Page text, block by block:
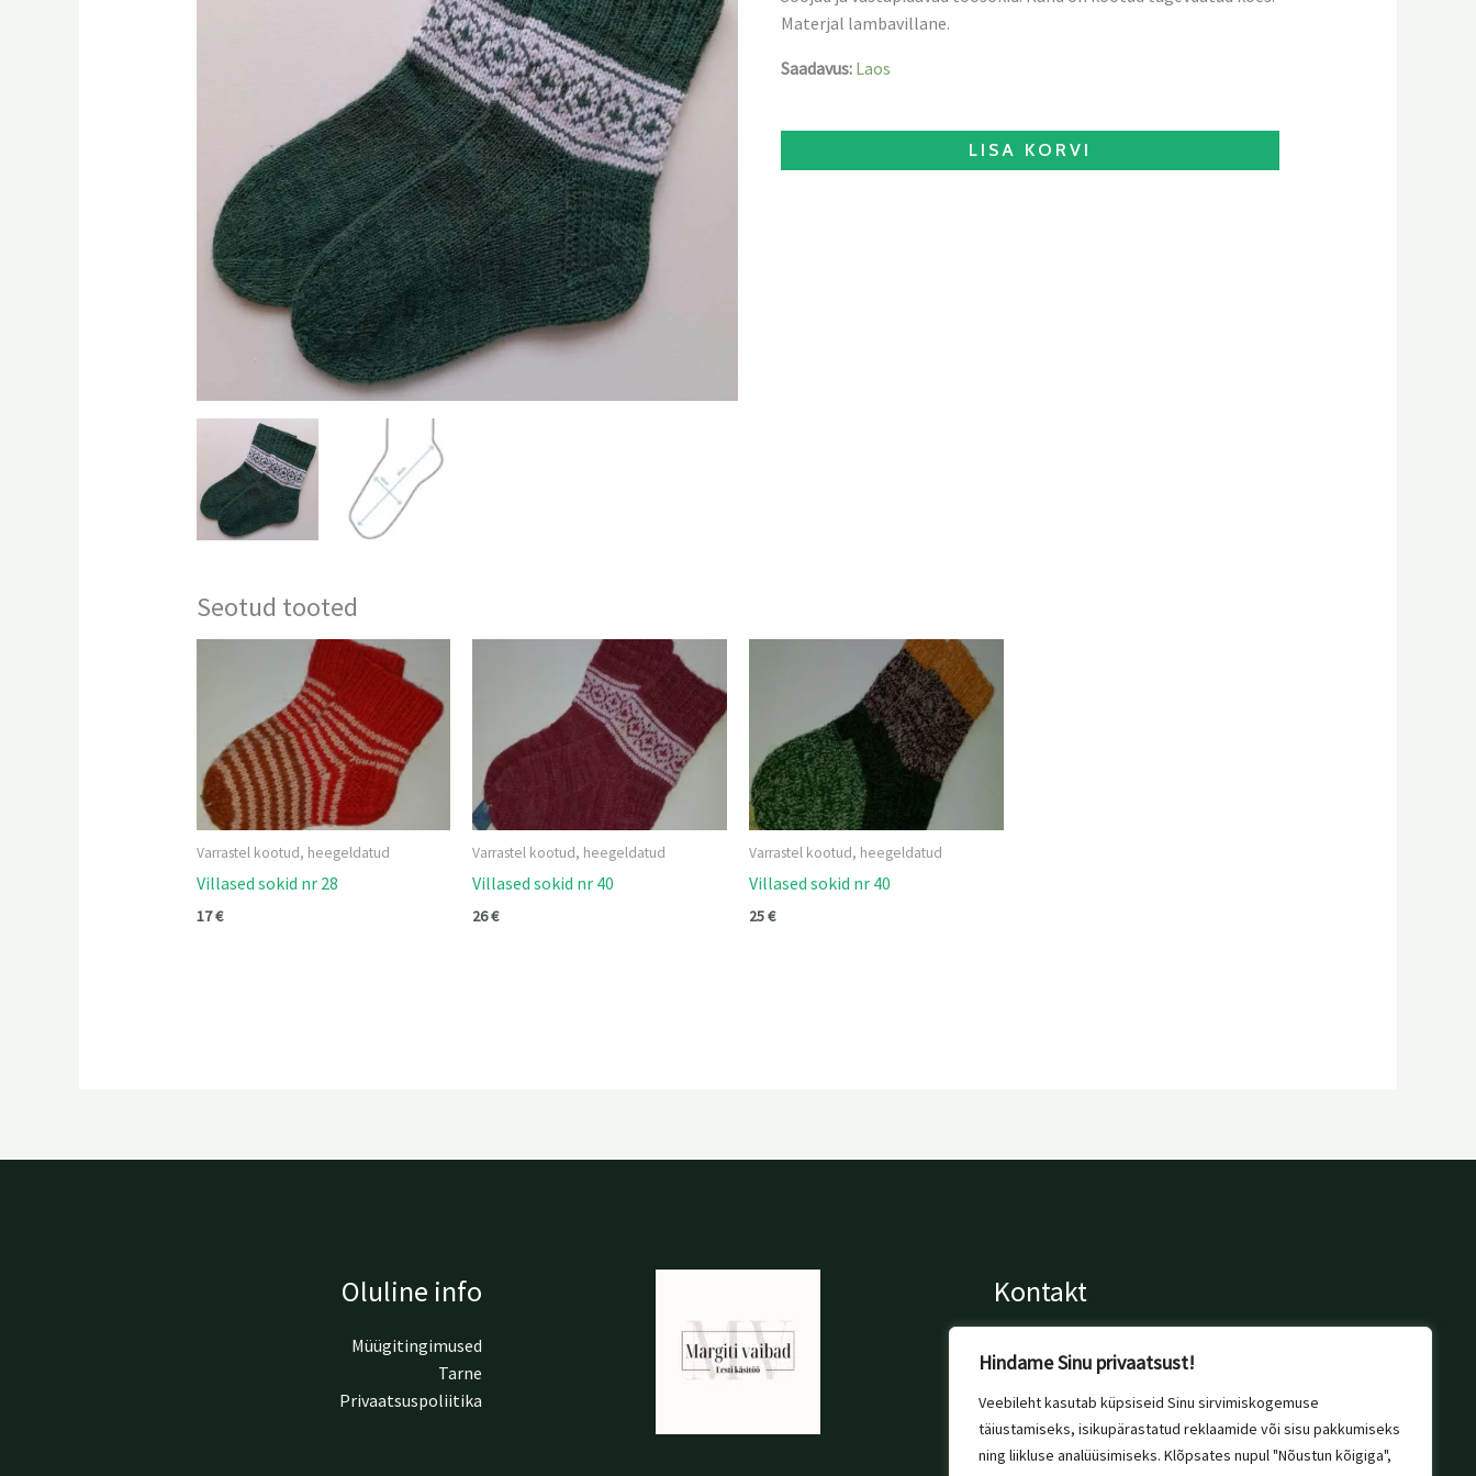
Hindame Sinu privaatsust!
Veebileht kasutab küpsiseid Sinu sirvimiskogemuse
täiustamiseks, isikupärastatud reklaamide või sisu pakkumiseks
ning liikluse analüüsimiseks. Klõpsates nupul "Nõustun kõigiga",
Materjal lambavillane.
Saadavus: Laos
LISA KORVI
Seotud tooted
Varrastel kootud, heegeldatud
Villased sokid nr 28
17€
Varrastel kootud, heegeldatud
Villased sokid nr 40
26€
Varrastel kootud, heegeldatud
Villased sokid nr 40
25€
Oluline info
Müügitingimused
Tarne
Privaatsuspoliitika
Kontakt
info@margitivaibad.ee
Tallinn, Estonia